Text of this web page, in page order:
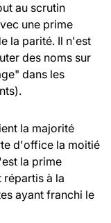
au scrutin
une prime
la parité. Il n'est
des noms sur
dans les
la majorité
d'office la moitié
la prime
répartis à la
ayant franchi le